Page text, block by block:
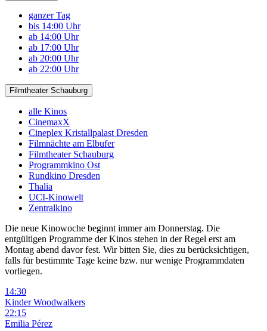
ganzer Tag
bis 14:00 Uhr
ab 14:00 Uhr
ab 17:00 Uhr
ab 20:00 Uhr
ab 22:00 Uhr
Filmtheater Schauburg
alle Kinos
CinemaxX
Cineplex Kristallpalast Dresden
Filmnächte am Elbufer
Filmtheater Schauburg
Programmkino Ost
Rundkino Dresden
Thalia
UCI-Kinowelt
Zentralkino
Die neue Kinowoche beginnt immer am Donnerstag. Die
entgültigen Programme der Kinos stehen in der Regel erst am
Montag abend davor fest. Wir bitten Sie, dies zu berücksichtigen,
falls für bestimmte Tage keine bzw. nur wenige Programmdaten
vorliegen.
14:30
Kinder Woodwalkers
22:15
Emilia Pérez